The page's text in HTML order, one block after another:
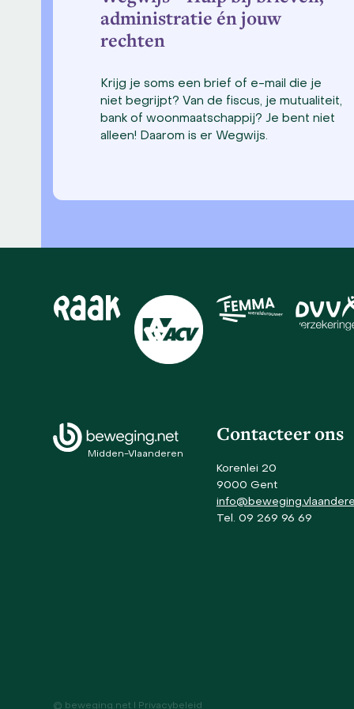
administratie én jouw
rechten
Krijg je soms een brief of e-mail die je
niet begrijpt? Van de fiscus, je mutualiteit,
bank of woonmaatschappij? Je bent niet
alleen! Daarom is er Wegwijs.
Use
the
to
access
Midden-Vlaanderen
Contacteer ons
Korenlei 20
9000 Gent
Tel. 09 269 96 69
© beweging.net I Privacybeleid